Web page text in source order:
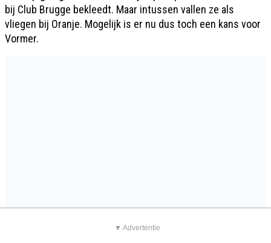
bij Club Brugge bekleedt. Maar intussen vallen ze als
vliegen bij Oranje. Mogelijk is er nu dus toch een kans voor
Vormer.
▼ Advertentie